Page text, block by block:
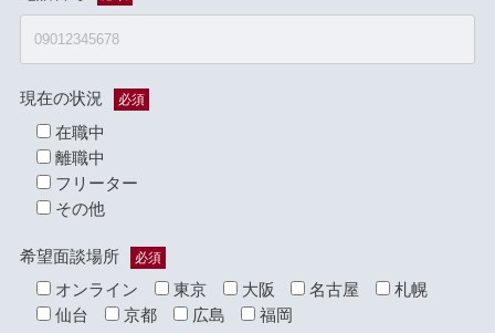
現在の状況 必須
在職中
離職中
フリーター
その他
希望面談場所 必須
オンライン 東京 大阪 名古屋
札幌
仙台
京都 広島 福岡